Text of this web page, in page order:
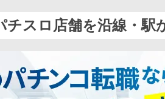
チスロ店舗を沿線・駅